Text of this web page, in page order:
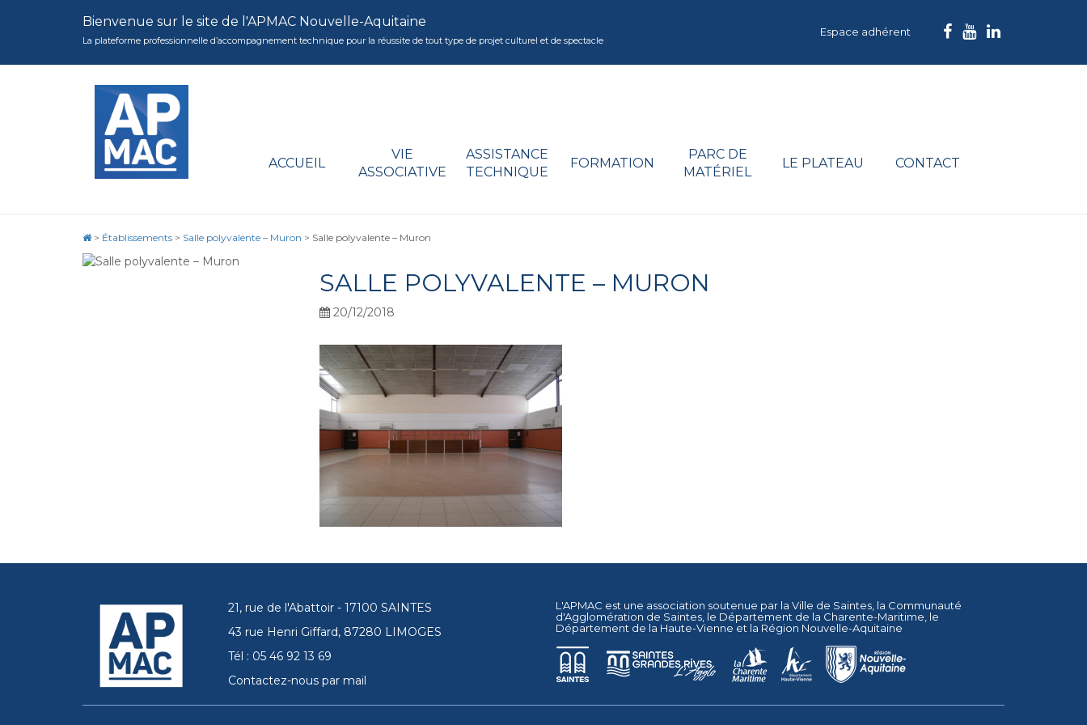
Bienvenue sur le site de l'APMAC Nouvelle-Aquitaine
La plateforme professionnelle d’accompagnement technique pour la réussite de tout type de projet culturel et de spectacle
Espace adhérent
ACCUEIL
VIE
ASSOCIATIVE
ASSISTANCE
TECHNIQUE
FORMATION
PARC DE
MATÉRIEL
LE PLATEAU CONTACT
> Établissements > Salle polyvalente – Muron > Salle polyvalente – Muron
SALLE POLYVALENTE – MURON
20/12/2018
21, rue de l'Abattoir - 17100 SAINTES
43 rue Henri Giffard, 87280 LIMOGES
Tél : 05 46 92 13 69
Contactez-nous par mail
L'APMAC est une association soutenue par la Ville de Saintes , la Communauté
d'Agglomération de Saintes , le Département de la Charente-Maritime , le
Département de la Haute-Vienne et la Région Nouvelle-Aquitaine